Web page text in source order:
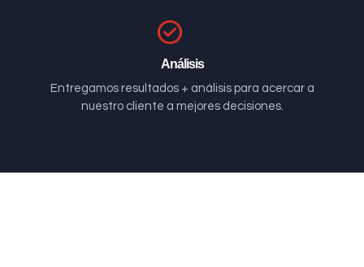
Análisis
Entregamos resultados + análisis para acercar a
nuestro cliente a mejores decisiones.